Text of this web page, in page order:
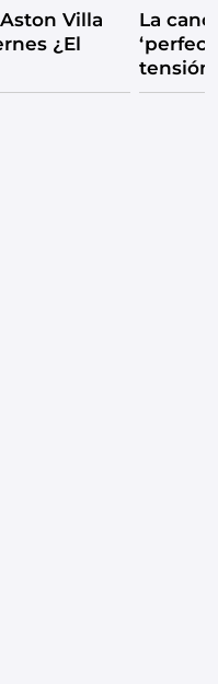
Villa
¿El
La
tensión
catarsis